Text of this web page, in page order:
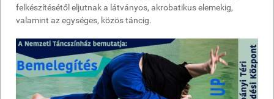
felkészítésétől eljutnak a látványos, akrobatikus elemekig,
valamint az egységes, közös táncig.